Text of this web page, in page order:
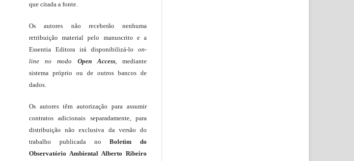
que citada a fonte.
Os autores não receberão nenhuma
retribuição material pelo manuscrito e a
Essentia Editora irá disponibilizá-lo on-
line
no modo Open Access, mediante
sistema próprio ou de outros bancos de
dados.
Os autores têm autorização para assumir
contratos adicionais separadamente, para
distribuição não exclusiva da versão do
trabalho publicada no Boletim do
Observatório Ambiental Alberto Ribeiro